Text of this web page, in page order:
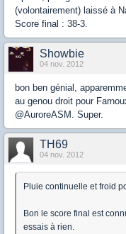
(volontairement) laissé à
Score final : 38-3.
Showbie
04 nov. 2012
bon ben génial,
au genou droit pour
@AuroreASM. Super.
TH69
04 nov. 2012
Pluie continuelle et froid
Bon le score final est
essais à rien.